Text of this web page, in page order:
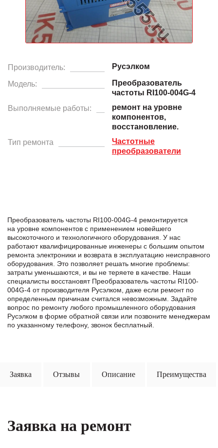
Производитель: Русэлком
Модель:
Преобразователь
частоты RI100-004G-4
Выполняемые работы:
ремонт на уровне
компонентов,
восстановление.
Тип ремонта
Частотные
преобразователи
Преобразователь частоты RI100-004G-4 ремонтируется
на уровне компонентов с применением новейшего
высокоточного и технологичного оборудования. У нас
работают квалифицированные инженеры с большим опытом
ремонта электроники и возврата в эксплуатацию неисправного
оборудования. Это позволяет решать многие проблемы:
затраты уменьшаются, и вы не теряете в качестве. Наши
специалисты восстановят Преобразователь частоты RI100-
004G-4 от производителя Русэлком, даже если ремонт по
определенным причинам считался невозможным. Задайте
вопрос по ремонту любого промышленного оборудования
Русэлком в формe обратной связи или позвоните менеджерам
по указанному телефону, звонок бесплатный.
Заявка Отзывы Описание Преимущества
Заявка на ремонт